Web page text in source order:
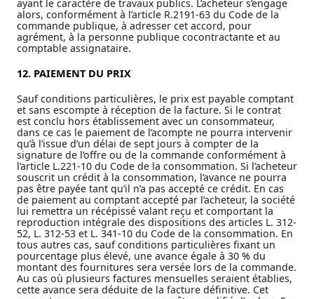
ayant le caractère de travaux publics. L’acheteur s’engage
alors, conformément à l’article R.2191-63 du Code de la
commande publique, à adresser cet accord, pour
agrément, à la personne publique cocontractante et au
comptable assignataire.
12. PAIEMENT DU PRIX
Sauf conditions particulières, le prix est payable comptant
et sans escompte à réception de la facture. Si le contrat
est conclu hors établissement avec un consommateur,
dans ce cas le paiement de l’acompte ne pourra intervenir
qu’à l’issue d’un délai de sept jours à compter de la
signature de l’offre ou de la commande conformément à
l’article L.221-10 du Code de la consommation. Si l’acheteur
souscrit un crédit à la consommation, l’avance ne pourra
pas être payée tant qu’il n’a pas accepté ce crédit. En cas
de paiement au comptant accepté par l’acheteur, la société
lui remettra un récépissé valant reçu et comportant la
reproduction intégrale des dispositions des articles L. 312-
52, L. 312-53 et L. 341-10 du Code de la consommation. En
tous autres cas, sauf conditions particulières fixant un
pourcentage plus élevé, une avance égale à 30 % du
montant des fournitures sera versée lors de la commande.
Au cas où plusieurs factures mensuelles seraient établies,
cette avance sera déduite de la facture définitive. Cet